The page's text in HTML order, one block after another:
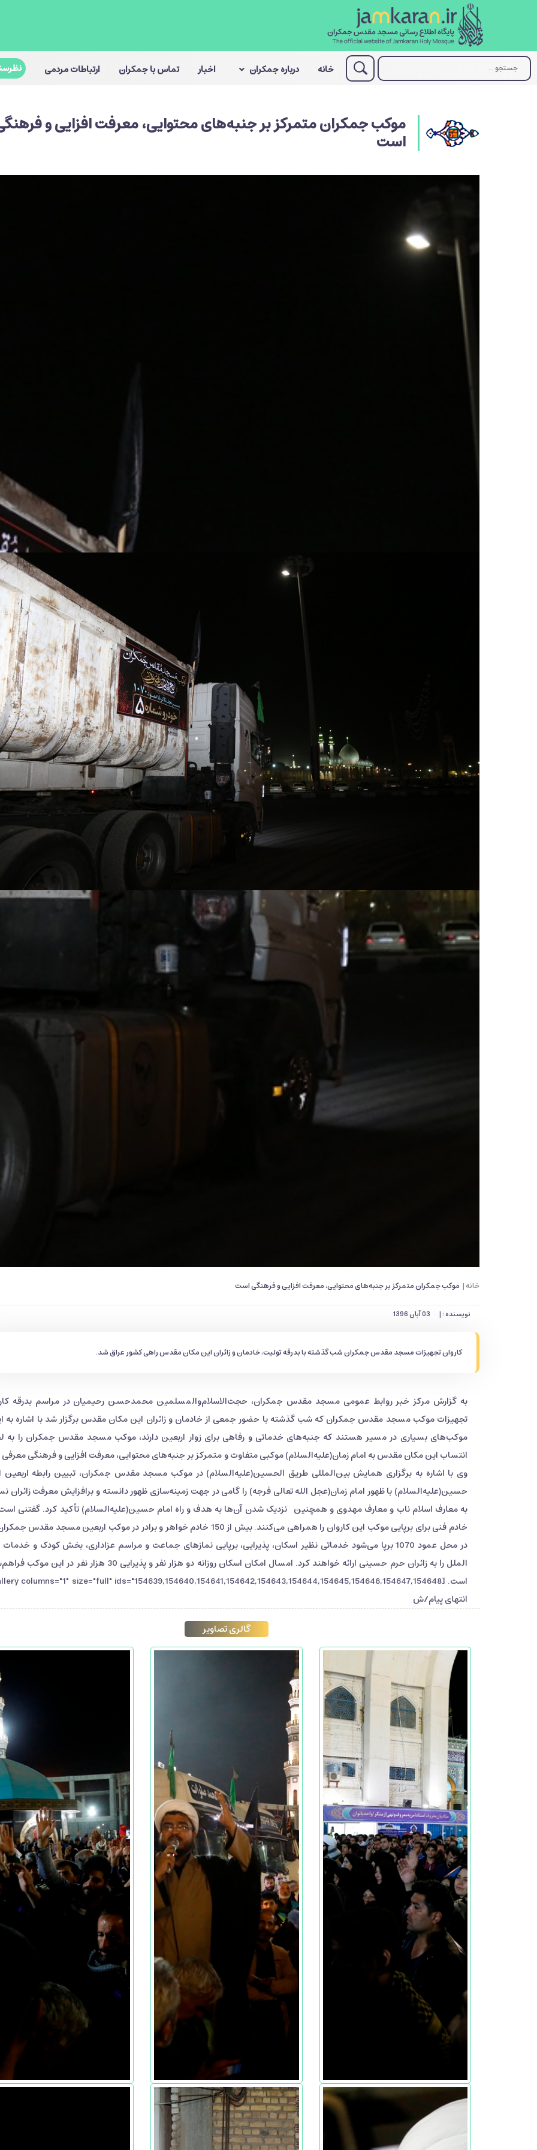
خانه درباره جمکران اخبار تماس با جمکران ارتباطات مردمی
موکب جمکران متمرکز بر جنبه‌های محتوایی، معرفت افزایی و
است
خانه | موکب جمکران متمرکز بر جنبه‌های محتوایی، معرفت افزایی و فرهنگی است
نویسنده : | 03 آبان 1396
کاروان تجهیزات مسجد مقدس جمکران شب گذشته با بدرقه تولیت، خادمان و زائران این مکان مقدس راهی کشور عراق شد.
به گزارش مرکز خبر روابط عمومی مسجد مقدس جمکران، حجت‌الاسلام‌والمسلمین محمدحسن رحیمیان در مراسم بدرقه
تجهیزات موکب مسجد مقدس جمکران که شب گذشته با حضور جمعی از خادمان و زائران این مکان مقدس برگزار شد با اشاره به
موکب‌های بسیاری در مسیر هستند که جنبه‌های خدماتی و رفاهی برای زوار اربعین دارند، موکب مسجد مقدس جمکران را به
انتساب این مکان مقدس به امام زمان(علیه‌السلام) موکبی متفاوت و متمرکز بر جنبه‌های محتوایی، معرفت افزایی و فرهنگی معرفی
وی با اشاره به برگزاری همایش بین‌المللی طریق الحسین(علیه‌السلام) در موکب مسجد مقدس جمکران، تبیین رابطه اربعین
حسین(علیه‌السلام) با ظهور امام زمان(عجل الله تعالی فرجه) را گامی در جهت زمینه‌سازی ظهور دانسته و برافزایش معرفت زائران
خادم فنی برای برپایی موکب این کاروان را همراهی می‌کنند. بیش از 150 خادم خواهر و برادر در موکب اربعین مسجد مقدس
در محل عمود 1070 برپا می‌شود خدماتی نظیر اسکان، پذیرایی، برپایی نمازهای جماعت و مراسم عزاداری، بخش کودک و
الملل را به زائران حرم حسینی ارائه خواهند کرد. امسال امکان اسکان روزانه دو هزار نفر و پذیرایی 30 هزار نفر در
انتهای پیام/ش
گالری تصاویر